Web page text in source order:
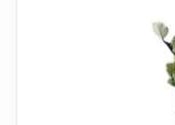
ตรงเอวกับสะโพกไ
แรงปรับได้ แต่แบบต่
เบากว่านี้นิดนึง โดย